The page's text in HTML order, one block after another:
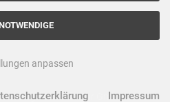
GmbH
anpassen
Impressum